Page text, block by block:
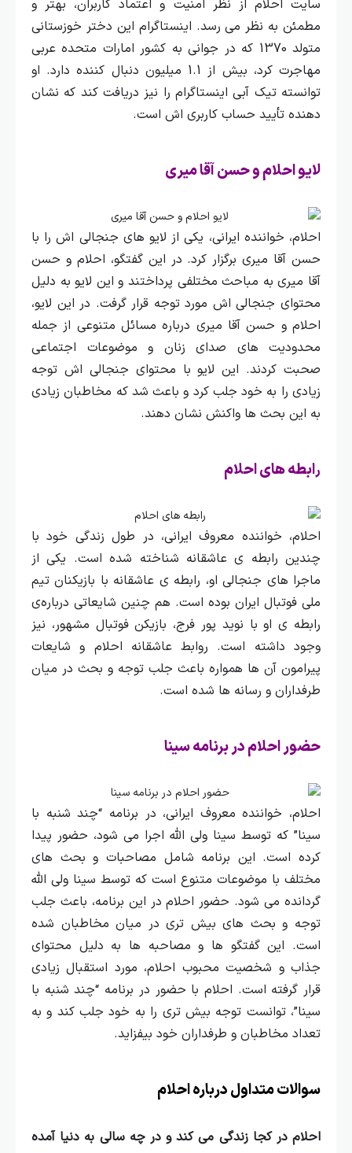
سایت احلام از نظر امنیت و اعتماد کاربران، بهتر و
مطمئن‌ به‌ نظر می‌ رسد. اینستاگرام این دختر خوزستانی
متولد 1370 که در جوانی به کشور امارات متحده عربی
مهاجرت کرد، بیش از 1.1 میلیون دنبال‌ کننده دارد. او
توانسته تیک آبی اینستاگرام را نیز دریافت کند که نشان‌
دهنده تأیید حساب کاربری‌ اش است.
لایو احلام و حسن آقا میری
احلام، خواننده ایرانی، یکی از لایو های جنجالی‌ اش را با
حسن آقا میری برگزار کرد. در این گفتگو، احلام و حسن
آقا میری به مباحث مختلفی پرداختند و این لایو به دلیل
محتوای جنجالی‌ اش مورد توجه قرار گرفت. در این لایو،
احلام و حسن آقا میری درباره مسائل متنوعی از جمله
محدودیت‌ های صدای زنان و موضوعات اجتماعی
صحبت کردند. این لایو با محتوای جنجالی‌ اش توجه
زیادی را به خود جلب کرد و باعث شد که مخاطبان زیادی
به این بحث‌ ها واکنش نشان دهند.
رابطه های احلام
احلام، خواننده معروف ایرانی، در طول زندگی خود با
چندین رابطه‌ ی عاشقانه شناخته شده است. یکی از
ماجرا های جنجالی او، رابطه‌ ی عاشقانه با بازیکنان تیم
ملی فوتبال ایران بوده است. هم چنین شایعاتی درباره‌ی
رابطه‌ ی او با نوید پور فرج، بازیکن فوتبال مشهور، نیز
وجود داشته است. روابط عاشقانه احلام و شایعات
پیرامون آن‌ ها همواره باعث جلب توجه و بحث در میان
طرفداران و رسانه‌ ها شده است.
حضور احلام در برنامه سینا
احلام، خواننده معروف ایرانی، در برنامه “چند شنبه با
سینا” که توسط سینا ولی‌ الله اجرا می‌ شود، حضور پیدا
کرده است. این برنامه شامل مصاحبات و بحث‌ های
مختلف با موضوعات متنوع است که توسط سینا ولی‌ الله
گردانده می‌ شود. حضور احلام در این برنامه، باعث جلب
توجه و بحث‌ های بیش تری در میان مخاطبان شده
است. این گفتگو ها و مصاحبه‌ ها به دلیل محتوای
جذاب و شخصیت محبوب احلام، مورد استقبال زیادی
قرار گرفته است. احلام با حضور در برنامه “چند شنبه با
سینا”، توانست توجه بیش تری را به خود جلب کند و به
تعداد مخاطبان و طرفداران خود بیفزاید.
سوالات متداول درباره احلام
احلام در کجا زندگی می‌ کند و در چه سالی به دنیا آمده